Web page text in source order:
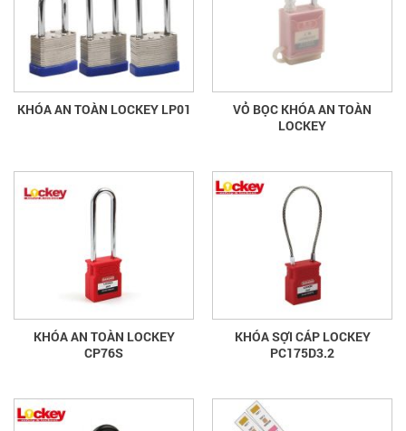
KHÓA AN TOÀN LOCKEY LP01
VỎ BỌC KHÓA AN TOÀN
LOCKEY
KHÓA AN TOÀN LOCKEY
CP76S
KHÓA SỢI CÁP LOCKEY
PC175D3.2